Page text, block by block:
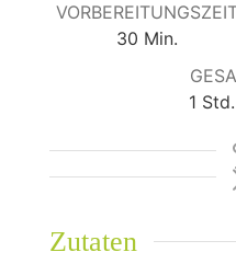
30 Minuten
Min.
1 Std.
Zutaten